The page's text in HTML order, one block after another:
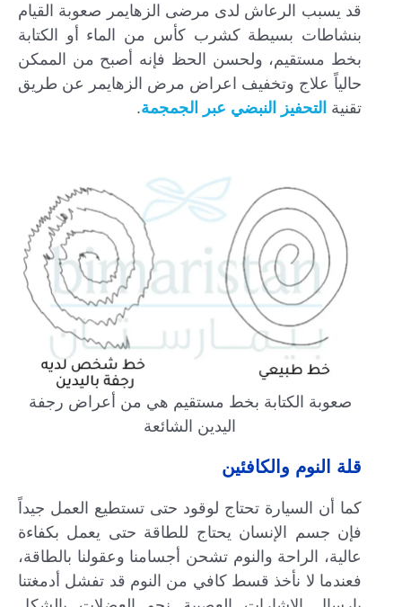
قد يسبب الرعاش لدى مرضى الزهايمر صعوبة القيام
بنشاطات بسيطة كشرب كأس من الماء أو الكتابة
بخط مستقيم، ولحسن الحظ فإنه أصبح من الممكن
حالياً علاج وتخفيف اعراض مرض الزهايمر عن طريق
تقنية التحفيز النبضي عبر الجمجمة.
صعوبة الكتابة بخط مستقيم هي من أعراض رجفة
اليدين الشائعة
قلة النوم والكافئين
كما أن السيارة تحتاج لوقود حتى تستطيع العمل جيداً
فإن جسم الإنسان يحتاج للطاقة حتى يعمل بكفاءة
عالية، الراحة والنوم تشحن أجسامنا وعقولنا بالطاقة،
فعندما لا نأخذ قسط كافي من النوم قد تفشل أدمغتنا